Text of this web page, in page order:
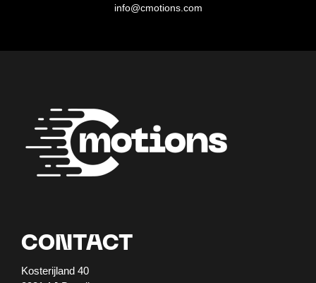
info@cmotions.com
CONTACT
Kosterijland 40